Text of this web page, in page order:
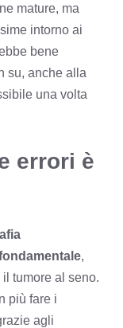
mature, ma
intorno ai
bene
su, anche alla
una volta
errori è
,
tumore al seno.
più fare i
agli